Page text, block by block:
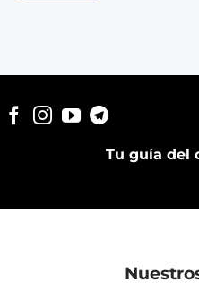
Tu guía del